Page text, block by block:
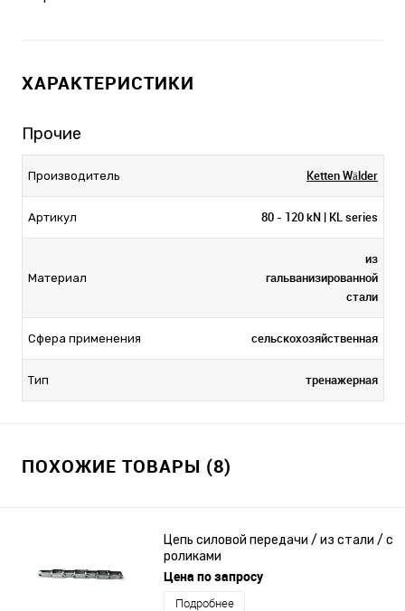
ХАРАКТЕРИСТИКИ
Прочие
Производитель Ketten Wälder
Артикул 80 - 120 kN | KL series
Материал
из
гальванизированной
стали
Сфера применения сельскохозяйственная
Тип тренажерная
ПОХОЖИЕ ТОВАРЫ (8)
Цепь силовой передачи / из стали / с
роликами
Цена по запросу
Подробнее